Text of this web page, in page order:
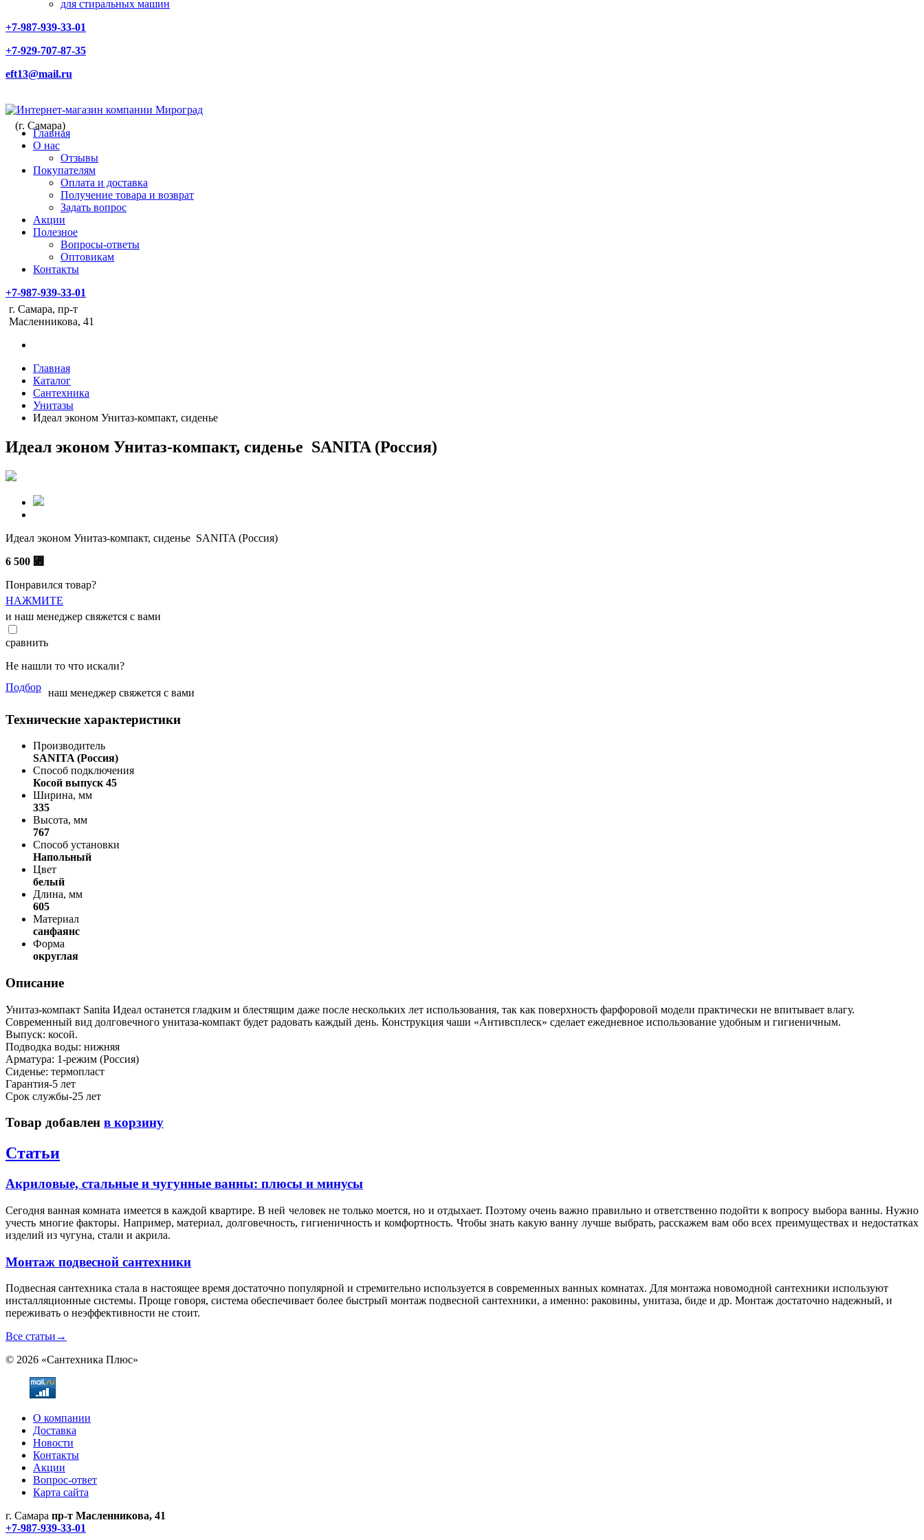
для стиральных машин
+7-987-939-33-01
+7-929-707-87-35
eft13@mail.ru
(г. Самара)
Главная
О нас
Отзывы
Покупателям
Оплата и доставка
Получение товара и возврат
Задать вопрос
Акции
Полезное
Вопросы-ответы
Оптовикам
Контакты
+7-987-939-33-01
г. Самара, пр-т
Масленникова, 41
Главная
Каталог
Сантехника
Унитазы
Идеал эконом Унитаз-компакт, сиденье
Идеал эконом Унитаз-компакт, сиденье SANITA (Россия)
Идеал эконом Унитаз-компакт, сиденье SANITA (Россия)
6 500 ⃏
Понравился товар?
НАЖМИТЕ
и наш менеджер свяжется с вами
сравнить
Не нашли то что искали?
Подбор наш менеджер свяжется с вами
Технические характеристики
Производитель
SANITA (Россия)
Способ подключения
Косой выпуск 45
Ширина, мм
335
Высота, мм
767
Способ установки
Напольный
Цвет
белый
Длина, мм
605
Материал
санфаянс
Форма
округлая
Описание
Унитаз-компакт Sanita Идеал останется гладким и блестящим даже после нескольких лет использования, так как поверхность фарфоровой модели практически не впитывает влагу.
Современный вид долговечного унитаза-компакт будет радовать каждый день. Конструкция чаши «Антивсплеск» сделает ежедневное использование удобным и гигиеничным.
Выпуск: косой.
Подводка воды: нижняя
Арматура: 1-режим (Россия)
Сиденье: термопласт
Гарантия-5 лет
Срок службы-25 лет
Товар добавлен в корзину
Статьи
Акриловые, стальные и чугунные ванны: плюсы и минусы
Сегодня ванная комната имеется в каждой квартире. В ней человек не только моется, но и отдыхает. Поэтому очень важно правильно и ответственно подойти к вопросу выбора ванны. Нужно
учесть многие факторы. Например, материал, долговечность, гигиеничность и комфортность. Чтобы знать какую ванну лучше выбрать, расскажем вам обо всех преимуществах и недостатках
изделий из чугуна, стали и акрила.
Монтаж подвесной сантехники
Подвесная сантехника стала в настоящее время достаточно популярной и стремительно используется в современных ванных комнатах. Для монтажа новомодной сантехники используют
инсталляционные системы. Проще говоря, система обеспечивает более быстрый монтаж подвесной сантехники, а именно: раковины, унитаза, биде и др. Монтаж достаточно надежный, и
переживать о неэффективности не стоит.
Все статьи →
© 2026 «Сантехника Плюс»
О компании
Доставка
Новости
Контакты
Акции
Вопрос-ответ
Карта сайта
г. Самара пр-т Масленникова, 41
+7-987-939-33-01